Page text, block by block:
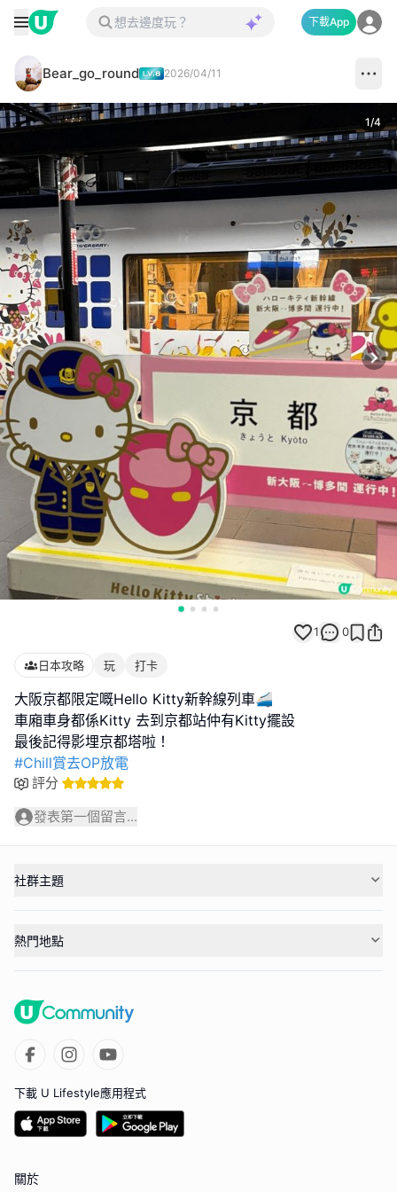
下載App
Bear_go_round 2026/04/11
1/4
1 0
日本攻略 玩 打卡
大阪京都限定嘅Hello Kitty新幹線列車🚄
車廂車身都係Kitty 去到京都站仲有Kitty擺設
#Chill賞去OP放電
評分
發表第一個留言...
社群主題
熱門地點
下載 U Lifestyle應用程式
關於